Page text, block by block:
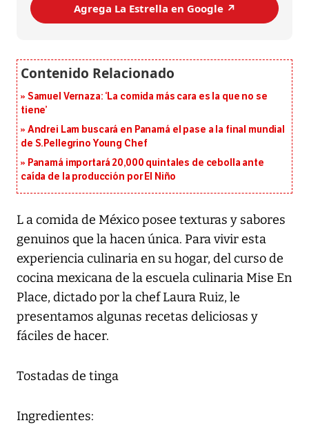
Agrega La Estrella en Google ↗️
Samuel Vernaza: ‘La comida más cara es la que no se
tiene’
Andrei Lam buscará en Panamá el pase a la final mundial
de S.Pellegrino Young Chef
Panamá importará 20,000 quintales de cebolla ante
caída de la producción por El Niño
L a comida de México posee texturas y sabores
genuinos que la hacen única. Para vivir esta
experiencia culinaria en su hogar, del curso de
cocina mexicana de la escuela culinaria Mise En
Place, dictado por la chef Laura Ruiz, le
presentamos algunas recetas deliciosas y
fáciles de hacer.
Tostadas de tinga
Ingredientes: